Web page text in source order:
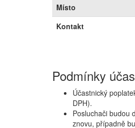
Místo
Kontakt
Podmínky
Účastnický
DPH).
Posluchači budou
znovu, případně